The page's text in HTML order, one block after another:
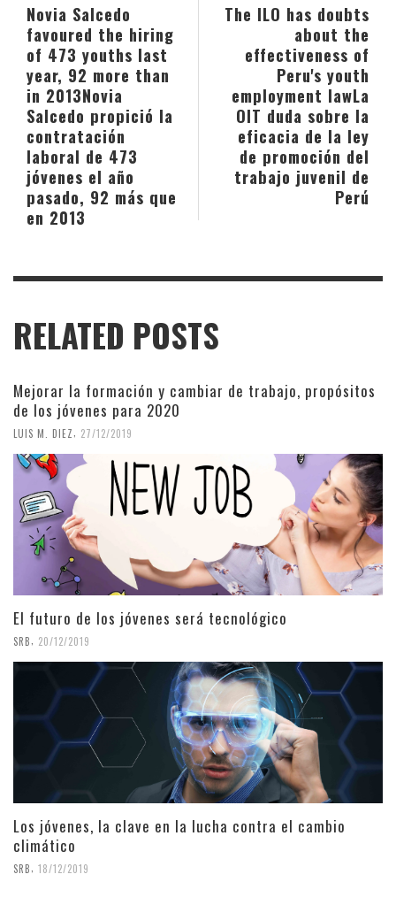
The ILO has doubts
about the
effectiveness of
Peru's youth
employment lawLa
OIT duda sobre la
eficacia de la ley
de promoción del
trabajo juvenil de
Perú
Novia Salcedo
favoured the hiring
of 473 youths last
year, 92 more than
in 2013Novia
Salcedo propició la
contratación
laboral de 473
jóvenes el año
pasado, 92 más que
en 2013
RELATED POSTS
Mejorar la formación y cambiar de trabajo, propósitos
de los jóvenes para 2020
LUIS M. DIEZ 27/12/2019
El futuro de los jóvenes será tecnológico
SRB 20/12/2019
Los jóvenes, la clave en la lucha contra el cambio
climático
SRB 18/12/2019